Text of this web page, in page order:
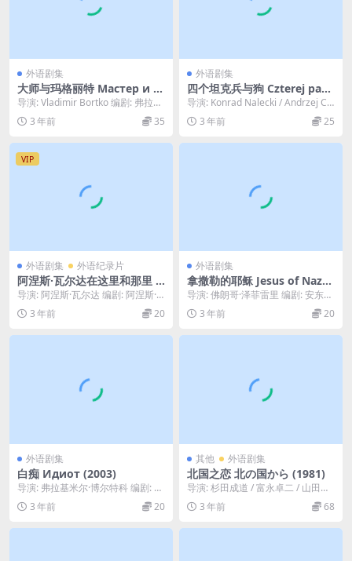
外语剧集
大师与玛格丽特 Мастер и М
аргарита (2005)
导演: Vladimir Bortko 编剧: 弗拉基
米尔·博尔特科 / 米哈伊...
3 年前 35
外语剧集
四个坦克兵与狗 Czterej panc
erni i pies (1966)
导演: Konrad Nalecki / Andrzej Cz
ekalski 主...
3 年前 25
VIP
外语剧集 外语纪录片
阿涅斯·瓦尔达在这里和那里 A
gnès de ci de là Varda (201
1)
导演: 阿涅斯·瓦尔达 编剧: 阿涅斯·
瓦尔达 Agnès Varda 主演: ...
3 年前 20
外语剧集
拿撒勒的耶稣 Jesus of Nazar
eth (1977)
导演: 佛朗哥·泽菲雷里 编剧: 安东尼
·伯吉斯 / 大卫·巴特勒 / 苏索·切...
3 年前 20
外语剧集
白痴 Идиот (2003)
导演: 弗拉基米尔·博尔特科 编剧: 弗
拉基米尔·博尔特科 / 费奥多尔·陀思
妥...3 年前 20
其他 外语剧集
北国之恋 北の国から (1981)
导演: 杉田成道 / 富永卓二 / 山田良
明 编剧: 仓本聪 主演: 田中邦卫 ...
3 年前 68